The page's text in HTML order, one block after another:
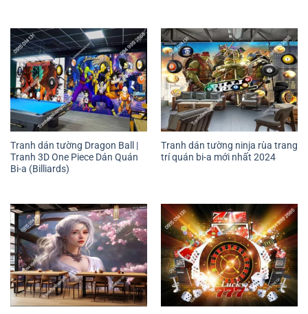
Tranh dán tường Dragon Ball |
Tranh 3D One Piece Dán Quán
Bi-a (Billiards)
Tranh dán tường ninja rùa trang
trí quán bi-a mới nhất 2024